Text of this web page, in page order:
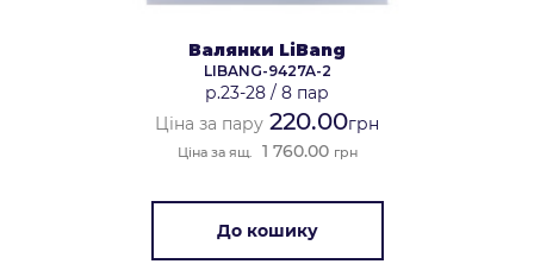
Валянки LiBang
LIBANG-9427A-2
р.23-28 / 8 пар
Ціна за пару 220.00грн
Ціна за ящ. 1 760.00 грн
До кошику